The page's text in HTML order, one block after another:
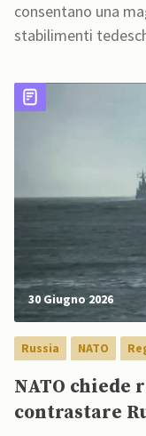
consentano una
stabilimenti
30 Giugno 2026
Russia NATO
NATO chiede
contrastare